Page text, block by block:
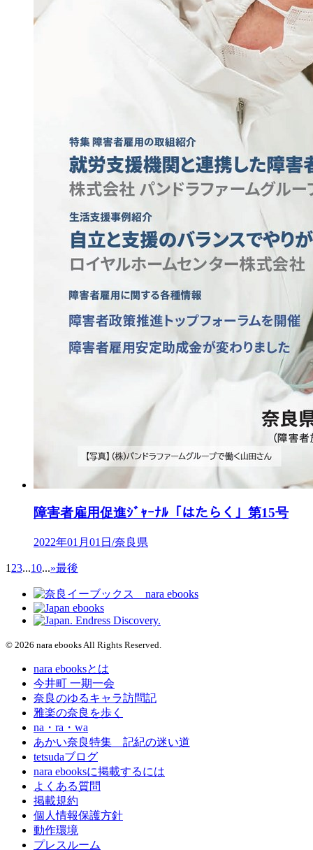
障害者雇用促進ｼﾞｬｰﾅﾙ「はたらく」第15号
2022年01月01日/奈良県
1 23...10...»最後
© 2026 nara ebooks All Rights Reserved.
nara ebooksとは
今井町 一期一会
奈良のゆるキャラ訪問記
雅楽の奈良を歩く
na・ra・wa
あかい奈良特集 記紀の迷い道
tetsudaブログ
nara ebooksに掲載するには
よくある質問
掲載規約
個人情報保護方針
動作環境
プレスルーム